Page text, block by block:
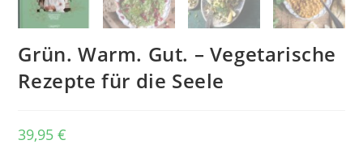
Grün. Warm. Gut. – Vegetarische
Rezepte für die Seele
39,95€